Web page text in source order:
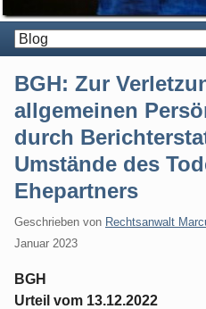
BGH: Zur
allgemeinen
durch
Umstände des
Ehepartners
Geschrieben von Rechtsanwalt
Januar 2023
BGH
Urteil vom 13.12.2022